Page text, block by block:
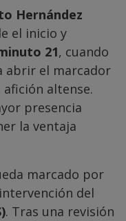
Hernández
el inicio y
21, cuando
abrir el marcador
altense.
presencia
la ventaja
marcado por
del
. Tras una revisión